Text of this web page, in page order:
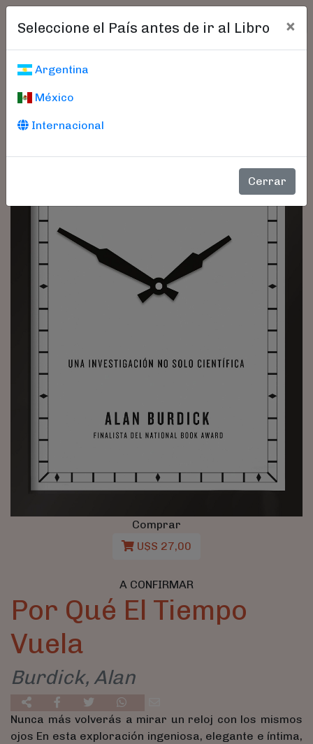
Seleccione el País antes de ir al Libro ×
Argentina
México
Internacional
Cerrar
Comprar
U$S 27,00
A CONFIRMAR
Por Qué El Tiempo
Vuela
Burdick, Alan
Nunca más volverás a mirar un reloj con los mismos
ojos En esta exploración ingeniosa, elegante e íntima,